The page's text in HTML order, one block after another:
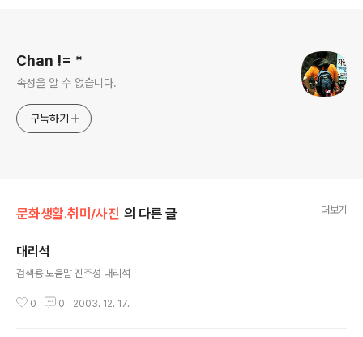
Chan != *
속성을 알 수 없습니다.
구독하기
문화생활.취미/사진 의 다른 글 더보기
대리석
검색용 도움말 진주성 대리석
0 0 2003. 12. 17.